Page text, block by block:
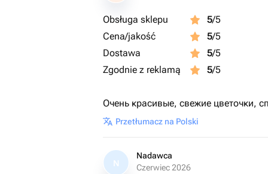
Obsługa sklepu 5/5
Cena/jakość
5/5
Dostawa
5/5
Zgodnie z reklamą
5/5
Очень красивые, свежие цветочки,
Przetłumacz na Polski
N
Nadawca
Czerwiec 2026